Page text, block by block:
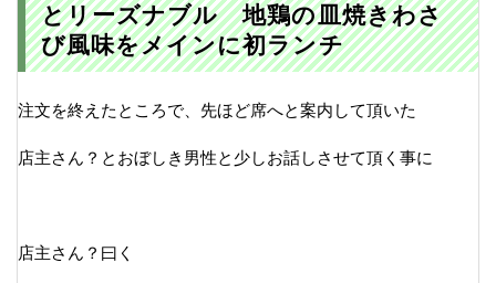
とリーズナブル 地鶏の皿焼きわさ
び風味をメインに初ランチ
注文を終えたところで、先ほど席へと案内して頂いた
店主さん？とおぼしき男性と少しお話しさせて頂く事に
店主さん？曰く